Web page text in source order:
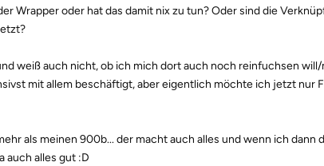
Wrapper oder hat das damit nix zu tun? Oder sind die
weiß auch nicht, ob ich mich dort auch noch reinfuchsen will/
mit allem beschäftigt, aber eigentlich möchte ich jetzt nur
als meinen 900b... der macht auch alles und wenn ich dann
auch alles gut :D